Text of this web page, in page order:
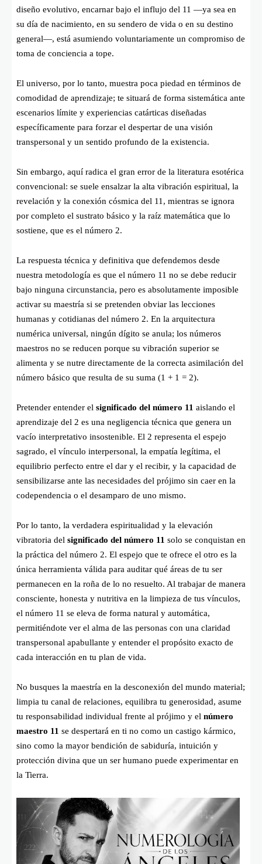
diseño evolutivo, encarnar bajo el influjo del 11 —ya sea en
su día de nacimiento, en su sendero de vida o en su destino
general—, está asumiendo voluntariamente un compromiso de
toma de conciencia a tope.
El universo, por lo tanto, muestra poca piedad en términos de
comodidad de aprendizaje; te situará de forma sistemática ante
escenarios límite y experiencias catárticas diseñadas
específicamente para forzar el despertar de una visión
transpersonal y un sentido profundo de la existencia.
Sin embargo, aquí radica el gran error de la literatura esotérica
convencional: se suele ensalzar la alta vibración espiritual, la
revelación y la conexión cósmica del 11, mientras se ignora
por completo el sustrato básico y la raíz matemática que lo
sostiene, que es el número 2.
La respuesta técnica y definitiva que defendemos desde
nuestra metodología es que el número 11 no se debe reducir
bajo ninguna circunstancia, pero es absolutamente imposible
activar su maestría si se pretenden obviar las lecciones
humanas y cotidianas del número 2. En la arquitectura
numérica universal, ningún dígito se anula; los números
maestros no se reducen porque su vibración superior se
alimenta y se nutre directamente de la correcta asimilación del
número básico que resulta de su suma (1 + 1 = 2).
Pretender entender el significado del número 11 aislando el
aprendizaje del 2 es una negligencia técnica que genera un
vacío interpretativo insostenible. El 2 representa el espejo
sagrado, el vínculo interpersonal, la empatía legítima, el
equilibrio perfecto entre el dar y el recibir, y la capacidad de
sensibilizarse ante las necesidades del prójimo sin caer en la
codependencia o el desamparo de uno mismo.
Por lo tanto, la verdadera espiritualidad y la elevación
vibratoria del significado del número 11 solo se conquistan en
la práctica del número 2. El espejo que te ofrece el otro es la
única herramienta válida para auditar qué áreas de tu ser
permanecen en la roña de lo no resuelto. Al trabajar de manera
consciente, honesta y nutritiva en la limpieza de tus vínculos,
el número 11 se eleva de forma natural y automática,
permitiéndote ver el alma de las personas con una claridad
transpersonal apabullante y entender el propósito exacto de
cada interacción en tu plan de vida.
No busques la maestría en la desconexión del mundo material;
limpia tu canal de relaciones, equilibra tu generosidad, asume
tu responsabilidad individual frente al prójimo y el número
maestro 11 se despertará en ti no como un castigo kármico,
sino como la mayor bendición de sabiduría, intuición y
protección divina que un ser humano puede experimentar en
la Tierra.